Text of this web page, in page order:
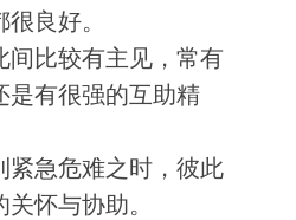
良好。
间比较有主见，常有
是有很强的互助精
紧急危难之时，彼此
怀与协助。